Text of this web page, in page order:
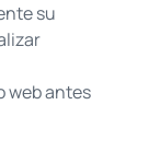
su
web antes